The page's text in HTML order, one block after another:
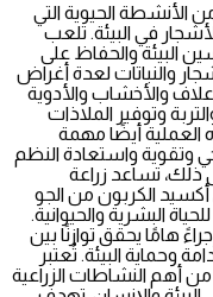
من الأنشطة الحيوية التي
في البيئة. تلعب
البيئة والحفاظ على
والنباتات لعدة أغراض
والأخشاب والأدوية
وتوفير الملاذات
العملية أيضًا مهمة
وتقوية واستعادة النظم
ذلك، تساعد زراعة
أكسيد الكربون من الجو
البشرية والحيوانية.
هامًا يحقق توازنًا بين
وحماية البيئة. تُعتبر
من أهم النشاطات الزراعية